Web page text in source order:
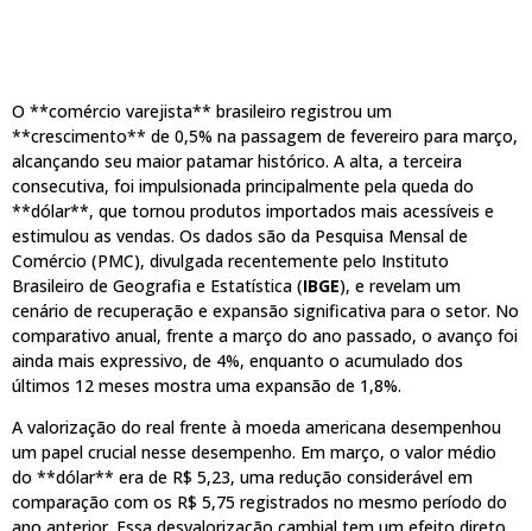
O **comércio varejista** brasileiro registrou um
**crescimento** de 0,5% na passagem de fevereiro para março,
alcançando seu maior patamar histórico. A alta, a terceira
consecutiva, foi impulsionada principalmente pela queda do
**dólar**, que tornou produtos importados mais acessíveis e
estimulou as vendas. Os dados são da Pesquisa Mensal de
Comércio (PMC), divulgada recentemente pelo Instituto
Brasileiro de Geografia e Estatística (IBGE), e revelam um
cenário de recuperação e expansão significativa para o setor. No
comparativo anual, frente a março do ano passado, o avanço foi
ainda mais expressivo, de 4%, enquanto o acumulado dos
últimos 12 meses mostra uma expansão de 1,8%.
A valorização do real frente à moeda americana desempenhou
um papel crucial nesse desempenho. Em março, o valor médio
do **dólar** era de R$ 5,23, uma redução considerável em
comparação com os R$ 5,75 registrados no mesmo período do